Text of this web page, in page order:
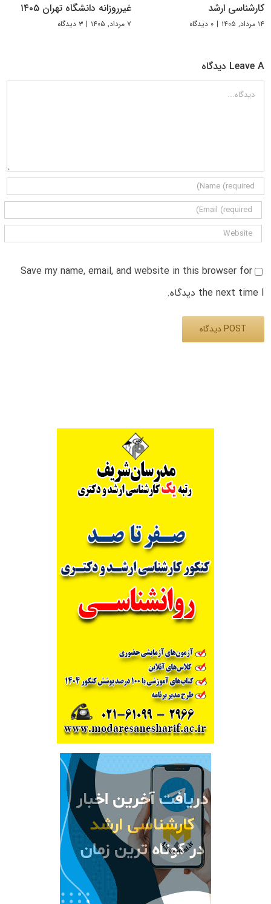
کارشناسی ارشد
۱۴ مرداد, ۱۴۰۵ | ۰ دیدگاه
غیرروزانه دانشگاه تهران ۱۴۰۵
۷ مرداد, ۱۴۰۵ | ۳ دیدگاه
Leave A دیدگاه
دیدگاه
Save my name, email, and website in this browser for
the next time I دیدگاه.